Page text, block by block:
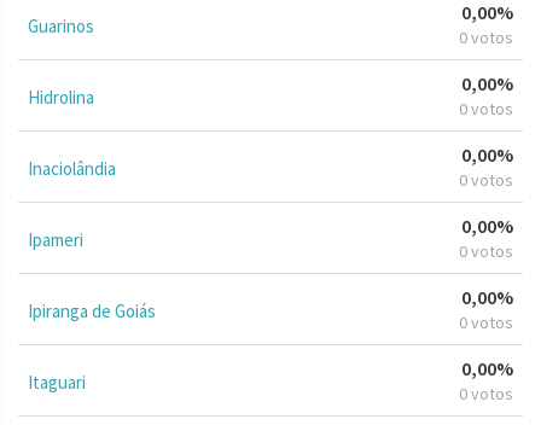
Guarinos
0,00%
0 votos
Hidrolina
0,00%
0 votos
Inaciolândia
0,00%
0 votos
Ipameri
0,00%
0 votos
Ipiranga de Goiás
0,00%
0 votos
Itaguari
0,00%
0 votos